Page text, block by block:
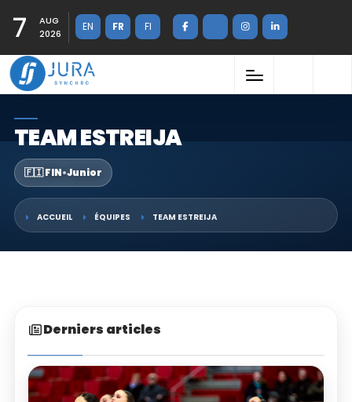
7
AUG
2026
EN FR FI
TEAM ESTREIJA
🇫🇮 FIN•Junior
ACCUEIL ÉQUIPES TEAM ESTREIJA
Derniers articles